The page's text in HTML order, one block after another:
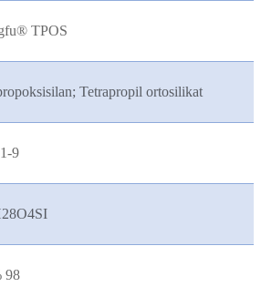
TPOS
Tetrapropil ortosilikat
9
98